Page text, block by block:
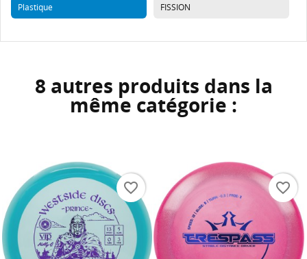
Plastique FISSION
8 autres produits dans la
même catégorie :
favorite_border favorite_border